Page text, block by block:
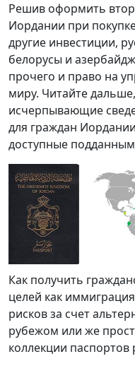
Решив оформить
Иордании при
другие инвестиции,
белорусы и
прочего и право на
миру. Читайте
исчерпывающие
для граждан
доступные
Как получить
целей как
рисков за счет
рубежом или же
коллекции паспортов